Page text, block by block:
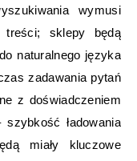
wymusi
treści; sklepy będą
naturalnego języka
zadawania pytań
z doświadczeniem
ładowania
miały kluczowe